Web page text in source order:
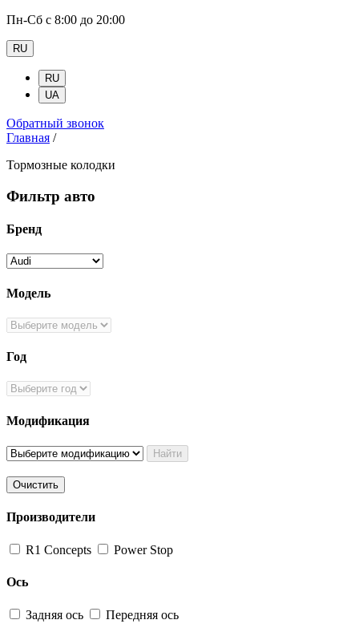
Пн-Сб с 8:00 до 20:00
RU
RU
UA
Обратный звонок
Главная /
Тормозные колодки
Фильтр авто
Бренд
Модель
Год
Модификация
Найти
Очистить
Производители
R1 Concepts Power Stop
Ось
Задняя ось Передняя ось